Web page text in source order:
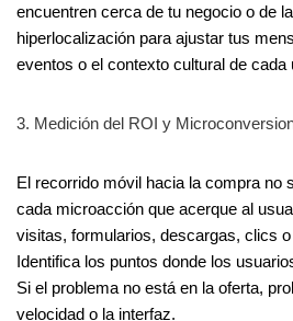
encuentren cerca de tu negocio o de
hiperlocalización para ajustar tus
eventos o el contexto cultural de cada
3. Medición del ROI y
El recorrido móvil hacia la compra no
cada microacción que acerque al
visitas, formularios, descargas, clics
Identifica los puntos donde los
Si el problema no está en la oferta,
velocidad o la interfaz.